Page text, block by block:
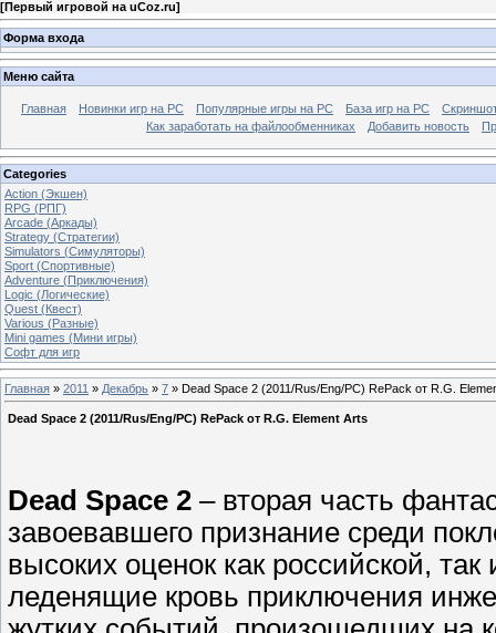
[Первый игровой на uCoz.ru]
Форма входа
Меню сайта
Главная Новинки игр на PC Популярные игры на PC База игр на РС
Как заработать на файлообменниках
Добавить новость
Categories
Action (Экшен)
RPG (РПГ)
Arcade (Аркады)
Strategy (Стратегии)
Simulators (Симуляторы)
Sport (Спортивные)
Adventure (Приключения)
Logic (Логические)
Quest (Квест)
Various (Разные)
Mini games (Мини игры)
Софт для игр
Главная » 2011 » Декабрь » 7 » Dead Space 2 (2011/Rus/Eng/PC) RePack от R.G.
Dead Space 2 (2011/Rus/Eng/PC) RePack от R.G. Element Arts
Dead Space 2 – вторая часть
завоевавшего признание среди
высоких оценок как российской,
леденящие кровь приключения